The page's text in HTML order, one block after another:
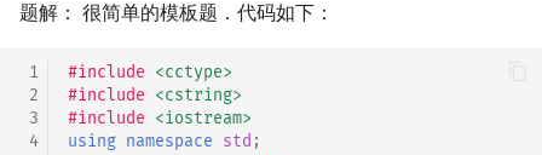
题解： 很简单的模板题．代码如下：
1
2
3
4
#include <cctype>
#include <cstring>
#include <iostream>
using namespace std ;